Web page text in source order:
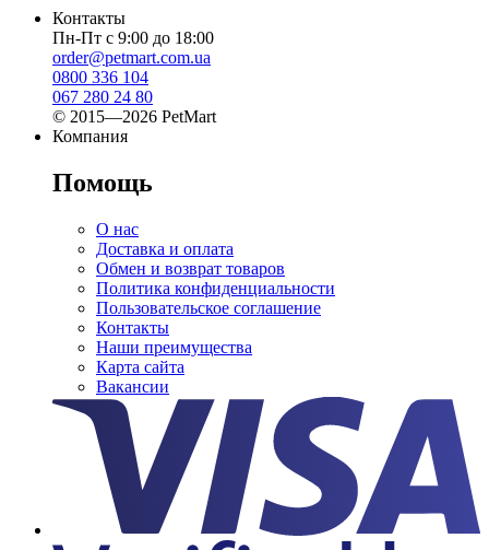
Контакты
Пн-Пт с 9:00 до 18:00
order@petmart.com.ua
0800 336 104
067 280 24 80
© 2015—2026 PetMart
Компания
Помощь
О нас
Доставка и оплата
Обмен и возврат товаров
Политика конфиденциальности
Пользовательское соглашение
Контакты
Наши преимущества
Карта сайта
Вакансии